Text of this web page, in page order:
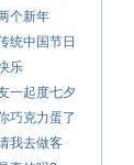
个新年
统中国节日
乐
一起度七夕
巧克力蛋了
我去做客